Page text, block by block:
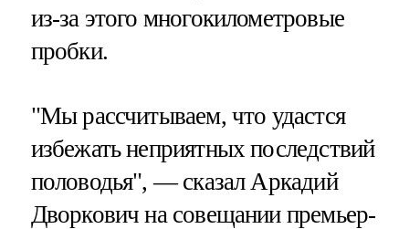
из-за этого многокилометровые
пробки.
"Мы рассчитываем, что удастся
избежать неприятных последствий
половодья", — сказал Аркадий
Дворкович на совещании премьер-